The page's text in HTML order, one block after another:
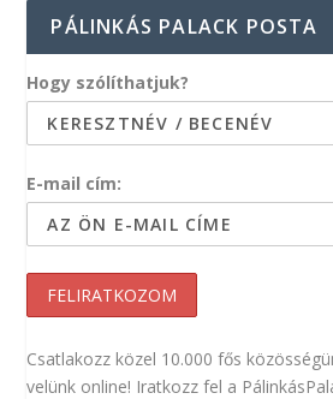
PÁLINKÁS PALACK POSTA
Hogy szólíthatjuk?
E-mail cím:
Csatlakozz közel 10.000 fős
velünk online! Iratkozz fel a